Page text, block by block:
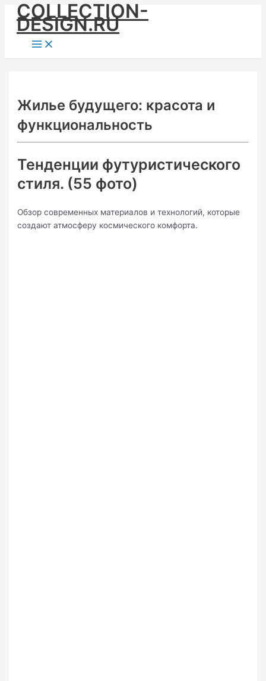
Skip
content
COLLECTION-
DESIGN.RU
Main
Menu
Жилье будущего: красота и
функциональность
Тенденции футуристического
стиля. (55 фото)
Обзор современных материалов и технологий, которые
создают атмосферу космического комфорта.